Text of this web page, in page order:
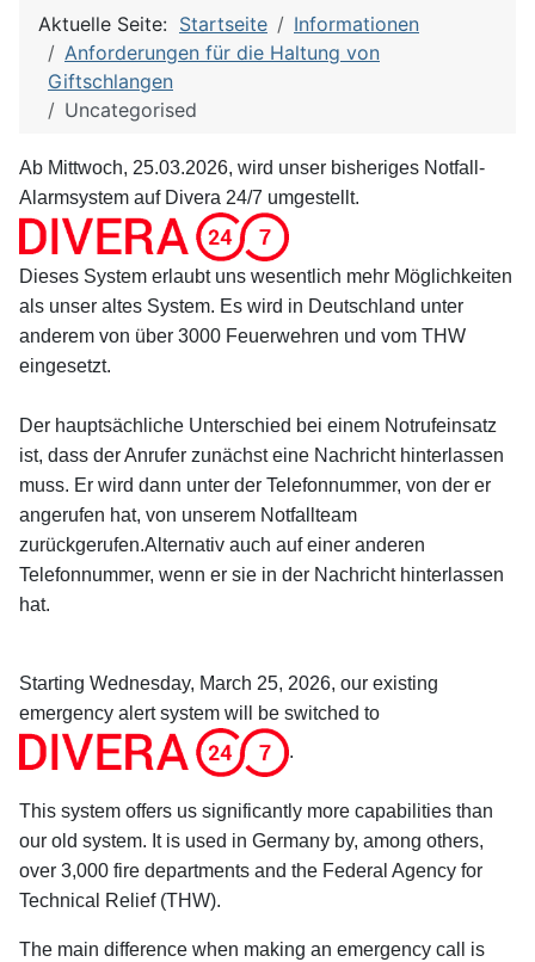
Aktuelle Seite: Startseite
Informationen
Anforderungen für die Haltung von
Giftschlangen
Uncategorised
Ab Mittwoch, 25.03.2026, wird unser bisheriges Notfall-
Alarmsystem auf Divera 24/7 umgestellt.
Dieses System erlaubt uns wesentlich mehr Möglichkeiten
als unser altes System. Es wird in Deutschland unter
anderem von über 3000 Feuerwehren und vom THW
eingesetzt.
Der hauptsächliche Unterschied bei einem Notrufeinsatz
ist, dass der Anrufer zunächst eine Nachricht hinterlassen
muss. Er wird dann unter der Telefonnummer, von der er
angerufen hat, von unserem Notfallteam
zurückgerufen.Alternativ auch auf einer anderen
Telefonnummer, wenn er sie in der Nachricht hinterlassen
hat.
Starting Wednesday, March 25, 2026, our existing
emergency alert system will be switched to
.
This system offers us significantly more capabilities than
our old system. It is used in Germany by, among others,
over 3,000 fire departments and the Federal Agency for
Technical Relief (THW).
The main difference when making an emergency call is